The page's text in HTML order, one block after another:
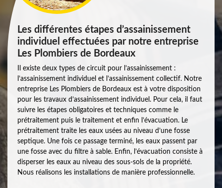
Les différentes étapes d’assainissement
individuel effectuées par notre entreprise
Les Plombiers de Bordeaux
Il existe deux types de circuit pour l’assainissement :
l’assainissement individuel et l’assainissement collectif. Notre
entreprise Les Plombiers de Bordeaux est à votre disposition
pour les travaux d’assainissement individuel. Pour cela, il faut
suivre les étapes obligatoires et techniques comme le
prétraitement puis le traitement et enfin l’évacuation. Le
prétraitement traite les eaux usées au niveau d’une fosse
septique. Une fois ce passage terminé, les eaux passent par
une fosse avec du filtre à sable. Enfin, l’évacuation consiste à
disperser les eaux au niveau des sous-sols de la propriété.
Nous réalisons les installations de manière professionnelle.